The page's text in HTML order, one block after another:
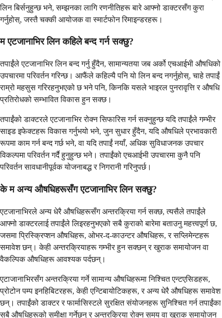
लिन बिर्सनुहुन्छ भने, सम्झनका लागि रणनीतिहरू बारे आफ्नो डाक्टरसँग कुरा
गर्नुहोस्, जस्तै चक्की आयोजक वा स्मार्टफोन रिमाइन्डरहरू।
म एटजानाभिर लिन कहिले बन्द गर्न सक्छु?
तपाईंले एटजानाभिर लिन बन्द गर्नु हुँदैन, सामान्यतया जब अर्को एचआईभी औषधिको
उपचारमा परिवर्तन गरिन्छ। आफैंले कहिल्यै पनि यो लिन बन्द नगर्नुहोस्, चाहे तपाईं
राम्रो महसुस गरिरहनुभएको छ भने पनि, किनकि यसले भाइरल पुनरावृत्ति र औषधि
प्रतिरोधको सम्भावित विकास हुन सक्छ।
तपाईंको डाक्टरले एटजानाभिर रोक्न सिफारिस गर्न सक्नुहुन्छ यदि तपाईंले गम्भीर
साइड इफेक्टहरू विकास गर्नुभयो भने, जुन सुधार हुँदैन, यदि औषधिले प्रभावकारी
रूपमा काम गर्न बन्द गर्छ भने, वा यदि तपाईं नयाँ, अधिक सुविधाजनक उपचार
विकल्पमा परिवर्तन गर्दै हुनुहुन्छ भने। तपाईंको एचआईभी उपचारमा कुनै पनि
परिवर्तन सावधानीपूर्वक योजनाबद्ध र निगरानी गरिनुपर्छ।
के म अन्य औषधिहरूसँग एटजानाभिर लिन सक्छु?
एटजानाभिरले अन्य धेरै औषधिहरूसँग अन्तरक्रिया गर्न सक्छ, त्यसैले तपाईंले
आफ्नो डाक्टरलाई तपाईंले लिइरहनुभएको सबै कुराको बारेमा बताउनु महत्त्वपूर्ण छ,
जसमा प्रिस्क्रिप्शन औषधिहरू, ओभर-द-काउन्टर औषधिहरू, र सप्लिमेन्टहरू
समावेश छन्। केही अन्तरक्रियाहरू गम्भीर हुन सक्छन् र खुराक समायोजन वा
वैकल्पिक औषधिहरू आवश्यक पर्दछन्।
एटाजानाभिरसँग अन्तरक्रिया गर्ने सामान्य औषधिहरूमा निश्चित एन्टएसिडहरू,
प्रोटोन पम्प इनहिबिटरहरू, केही एन्टिबायोटिकहरू, र अन्य धेरै औषधिहरू समावेश
छन्। तपाईंको डाक्टर र फार्मासिस्टले सुरक्षित संयोजनहरू सुनिश्चित गर्न तपाईंका
सबै औषधिहरूको समीक्षा गर्नेछन् र अन्तरक्रिया रोक्न समय वा खुराक समायोजन